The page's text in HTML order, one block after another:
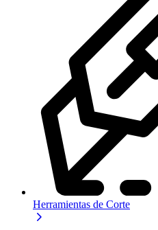
Herramientas de Corte